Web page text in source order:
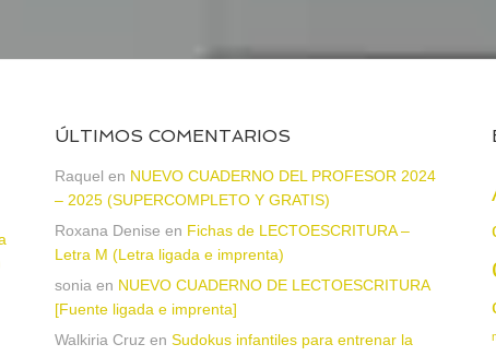
ÚLTIMOS COMENTARIOS
Raquel en NUEVO CUADERNO DEL PROFESOR 2024
– 2025 (SUPERCOMPLETO Y GRATIS)
Roxana Denise en Fichas de LECTOESCRITURA –
Letra M (Letra ligada e imprenta)
sonia en NUEVO CUADERNO DE LECTOESCRITURA
[Fuente ligada e imprenta]
Walkiria Cruz en Sudokus infantiles para entrenar la